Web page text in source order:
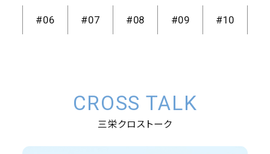
#06 #07 #08 #09 #10
CROSS TALK
三栄クロストーク